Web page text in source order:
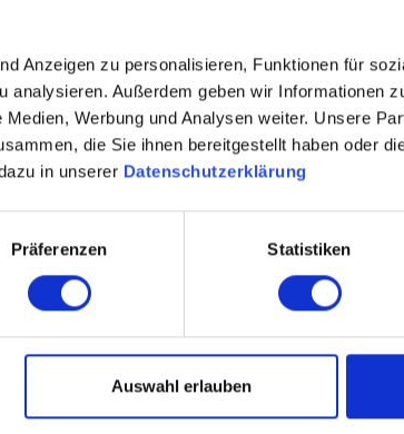
Anzeigen zu personalisieren, Funktionen für
analysieren. Außerdem geben wir Informationen
Werbung und Analysen weiter. Unsere
die Sie ihnen bereitgestellt haben oder
in unserer Datenschutzerklärung
Präferenzen Statistiken
Auswahl erlauben